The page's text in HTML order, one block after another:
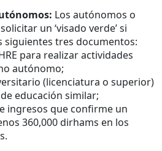
Los autónomos o
un ‘visado verde’ si
siguientes tres documentos:
para realizar actividades
autónomo;
(licenciatura o superior)
educación similar;
ingresos que confirme un
360,000 dirhams en los